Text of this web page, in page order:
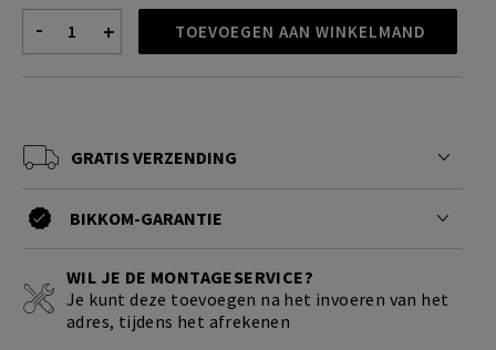
- + TOEVOEGEN AAN WINKELMAND
GRATIS VERZENDING
BIKKOM-GARANTIE
WIL JE DE MONTAGESERVICE?
Je kunt deze toevoegen na het invoeren van het
adres, tijdens het afrekenen